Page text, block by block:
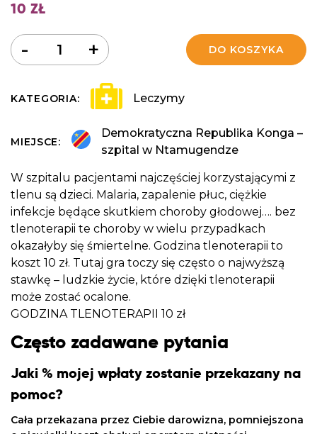
10 ZŁ
Ilość +
- DO KOSZYKA
KATEGORIA: Leczymy
MIEJSCE:
Demokratyczna Republika Konga –
szpital w Ntamugendze
W szpitalu pacjentami najczęściej korzystającymi z
tlenu są dzieci. Malaria, zapalenie płuc, ciężkie
infekcje będące skutkiem choroby głodowej…. bez
tlenoterapii te choroby w wielu przypadkach
okazałyby się śmiertelne. Godzina tlenoterapii to
koszt 10 zł. Tutaj gra toczy się często o najwyższą
stawkę – ludzkie życie, które dzięki tlenoterapii
może zostać ocalone.
GODZINA TLENOTERAPII 10 zł
Często zadawane pytania
Jaki % mojej wpłaty zostanie przekazany na
pomoc?
Cała przekazana przez Ciebie darowizna, pomniejszona